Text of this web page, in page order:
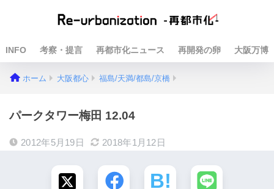
INFO 考察・提言 再都市化ニュース 再開発の卵 大阪万博
ホーム 大阪都心 福島/天満/都島/京橋
パークタワー梅田 12.04
2012年5月19日 2018年1月12日